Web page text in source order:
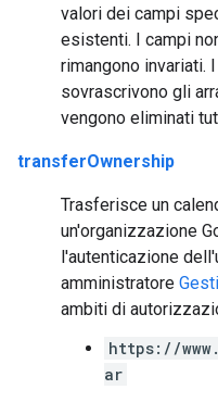
valori dei campi
esistenti. I campi
rimangono invariati.
sovrascrivono gli
vengono eliminati
transferOwnership
Trasferisce un
un'organizzazione
l'autenticazione
amministratore
ambiti di
https://
ar